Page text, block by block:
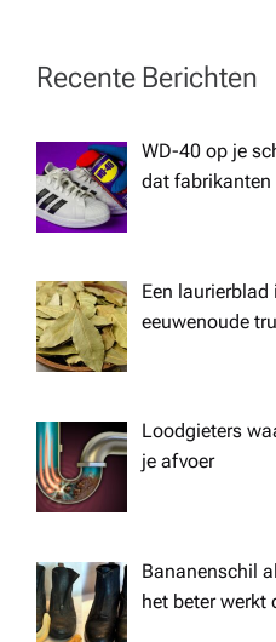
a
i
g
a
t
i
o
n
Recente Berichten
WD-40 op je
dat fabrikanten
Een
eeuwenoude
Loodgieters
je afvoer
Bananenschil
het beter werkt